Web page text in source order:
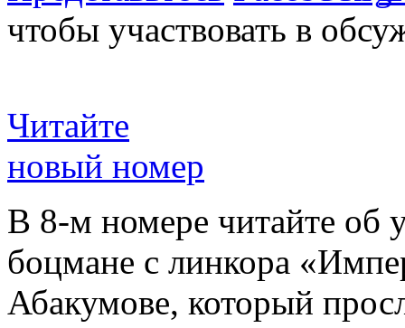
чтобы участвовать в
Читайте
новый номер
В 8-м номере читайте об
боцмане с линкора
Абакумове, который